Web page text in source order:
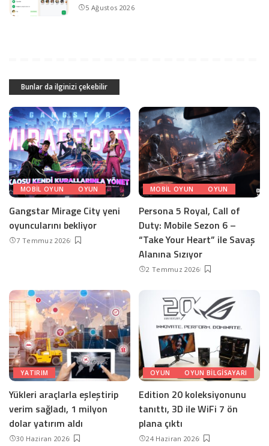
5 Ağustos 2026
Bunlar da ilginizi çekebilir
MOBIL OYUN OYUN
Gangstar Mirage City yeni
oyuncularını bekliyor
7 Temmuz 2026
MOBIL OYUN OYUN
Persona 5 Royal, Call of
Duty: Mobile Sezon 6 –
“Take Your Heart” ile Savaş
Alanına Sızıyor
2 Temmuz 2026
YATIRIM
Yükleri araçlarla eşleştirip
verim sağladı, 1 milyon
dolar yatırım aldı
30 Haziran 2026
OYUN OYUN BILGISAYARI
Edition 20 koleksiyonunu
tanıttı, 3D ile WiFi 7 ön
plana çıktı
24 Haziran 2026